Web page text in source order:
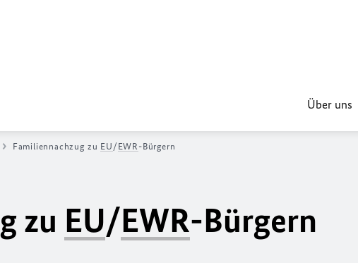
Über uns
Familiennachzug zu EU / EWR -Bürgern
zu EU/EWR-Bürgern